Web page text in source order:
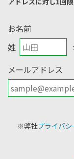
お名前
姓
メールアドレス
※弊社プライバ